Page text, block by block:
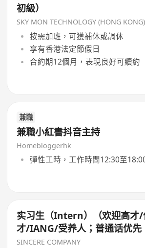
初級）
按需加班，可獲補休或調休
享有香港法定節假日
合約期12個月，表現良好可續約
兼職
兼職小紅書抖音主持
Homebloggerhk
彈性工時，工作時間12:30至
实习生（Intern）（欢迎高才/
才/IANG/受养人；普通话优先
转正/续签）
SINCERE COMPANY